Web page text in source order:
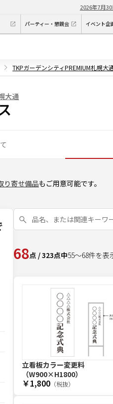
2026年7月
パーティー・懇親会 イベント企
TKPガーデンシティPREMIUM札幌大
大通
り寄せ備品もご用意可能です。
68点 /323点中55～68件を表
立看板カラー変更料
（W900×H1800）
￥1,800 （税抜）